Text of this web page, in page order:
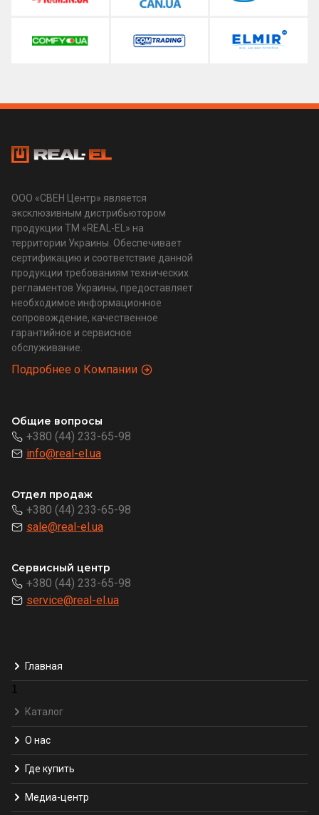
ООО «СВЕН Центр» является
эксклюзивным дистрибьютором
продукции ТМ «REAL-EL» на
территории Украины. Обеспечивает
сертификацию и соответствие данной
продукции требованиям технических
регламентов Украины, предоставляет
необходимое информационное
сопровождение, качественное
гарантийное и сервисное
обслуживание.
Подробнее о Компании
Общие вопросы
+380 (44) 233-65-98
info@real-el.ua
Отдел продаж
+380 (44) 233-65-98
sale@real-el.ua
Сервисный центр
+380 (44) 233-65-98
service@real-el.ua
Главная
1
Каталог
О нас
Где купить
Медиа-центр